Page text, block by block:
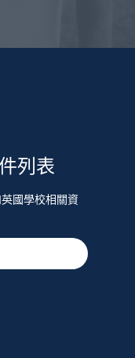
列表
國學校相關資